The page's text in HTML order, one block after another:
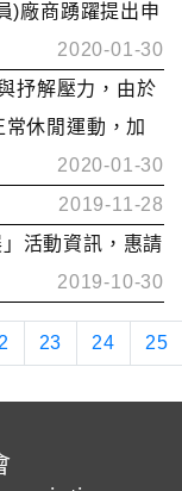
)廠商踴躍提出申
2020-01-30
抒解壓力，由於
休閒運動，加
2020-01-30
2019-11-28
活動資訊，惠請
2019-10-30
23 24 25